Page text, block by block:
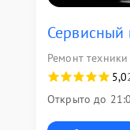
Сервисный
Ремонт техники
5,0
Открыто до